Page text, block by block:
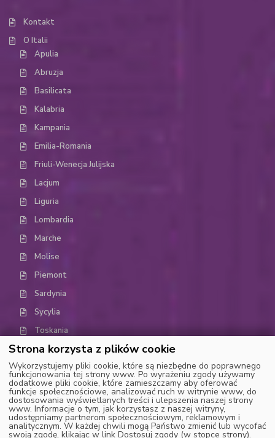
Kontakt
O Italii
Apulia
Abruzja
Basilicata
Kalabria
Kampania
Emilia-Romania
Friuli-Wenecja Julijska
Lacjum
Liguria
Lombardia
Marche
Molise
Piemont
Sardynia
Sycylia
Toskania
Trydent-Górna Adyga (Trentino-Alto Adige)
Umbria
Dolina Aosty
Wenecja Euganejska (Weneto)
Strona korzysta z plików cookie
Wykorzystujemy pliki cookie, które są niezbędne do poprawnego
funkcjonowania tej strony www. Po wyrażeniu zgody używamy
dodatkowe pliki cookie, które zamieszczamy aby oferować
funkcje społecznościowe, analizować ruch w witrynie www, do
dostosowania wyświetlanych treści i ulepszenia naszej strony
www. Informacje o tym, jak korzystasz z naszej witryny,
udostępniamy partnerom społecznościowym, reklamowym i
analitycznym. W każdej chwili mogą Państwo zmienić lub wycofać
swoją zgodę, klikając w link Dostosuj zgody (w stopce strony).